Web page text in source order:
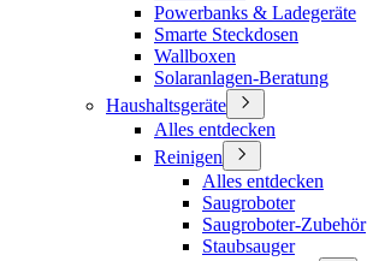
Powerbanks & Ladegeräte
Smarte Steckdosen
Wallboxen
Solaranlagen-Beratung
Haushaltsgeräte
Alles entdecken
Reinigen
Alles entdecken
Saugroboter
Saugroboter-Zubehör
Staubsauger